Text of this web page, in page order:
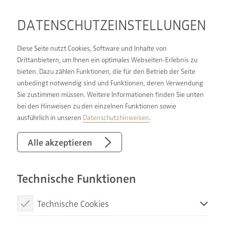
DATENSCHUTZ­EINSTELLUNGEN
Diese Seite nutzt Cookies, Software und Inhalte von
Drittanbietern, um Ihnen ein optimales Webseiten-Erlebnis zu
bieten. Dazu zählen Funktionen, die für den Betrieb der Seite
unbedingt notwendig sind und Funktionen, deren Verwendung
Sie zustimmen müssen. Weitere Informationen finden Sie unten
bei den Hinweisen zu den einzelnen Funktionen sowie
ausführlich in unseren Datenschutzhinweisen.
Alle akzeptieren
Technische Funktionen
Technische Cookies
LEBENSQUALITÄT FÜR
ALLE:
BARRIEREFREIE BÄDER
UNTERSTÜTZEN IHRE
Fast eine Dreiviertelstunde pro Tag verbringen die
Deutschen im Bad – das ist eine ganze Menge.